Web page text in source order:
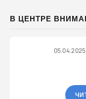
В ЦЕНТРЕ
05.04.2025